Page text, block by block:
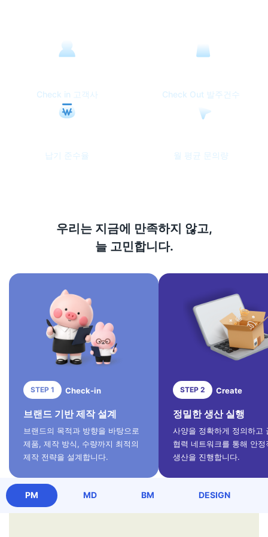
Check in 고객사 Check Out 발주건수
납기 준수율 월 평균 문의량
우리는 지금에 만족하지 않고,
늘 고민합니다.
STEP 1 Check-in
브랜드 기반 제작 설계
브랜드의 목적과 방향을 바탕으로
제품, 제작 방식, 수량까지 최적의
제작 전략을 설계합니다.
STEP 2 Create
정밀한 생산 실행
사양을 정확하게 정의하고
협력 네트워크를 통해 안정
생산을 진행합니다.
케빈스룸 팀 소개
PM MD BM DESIGN